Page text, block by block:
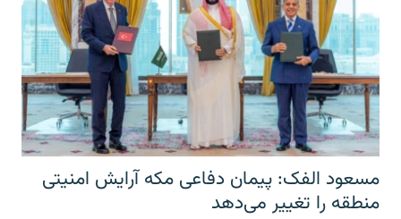
مسعود الفک: پیمان دفاعی مکه آرایش امنیتی
منطقه را تغییر می‌دهد